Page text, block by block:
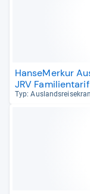
HanseMerkur
JRV Familientarif
Typ: